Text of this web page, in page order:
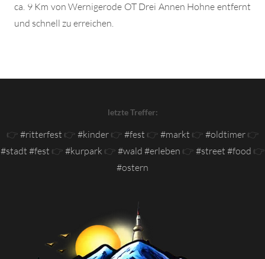
ca. 9 Km von Wernigerode OT Drei Annen Hohne entfernt
und schnell zu erreichen.
letzte Treffer:
👉 #ritterfest 👉 #kinder👉 #fest 👉 #markt 👉 #oldtimer👉
#stadt #fest 👉 #kurpark 👉 #wald #erleben 👉 #street #food 👉
#ostern